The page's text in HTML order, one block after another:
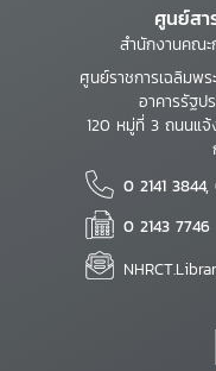
ศูนย์ส
สำนักงานคณ
ศูนย์ราชการเฉลิมพ
อาคารรัฐป
120 หมู่ที่ 3 ถนนแ
0 2141 3844,
0 2143 7746